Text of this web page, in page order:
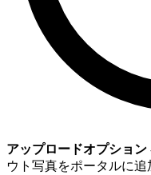
アップロードオプション
ウト写真をポータルに追